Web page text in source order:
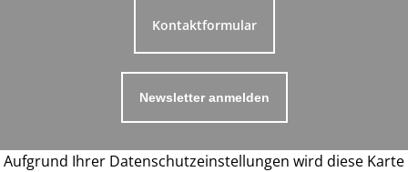
Kontaktformular
Newsletter anmelden
Aufgrund Ihrer Datenschutzeinstellungen wird diese Karte